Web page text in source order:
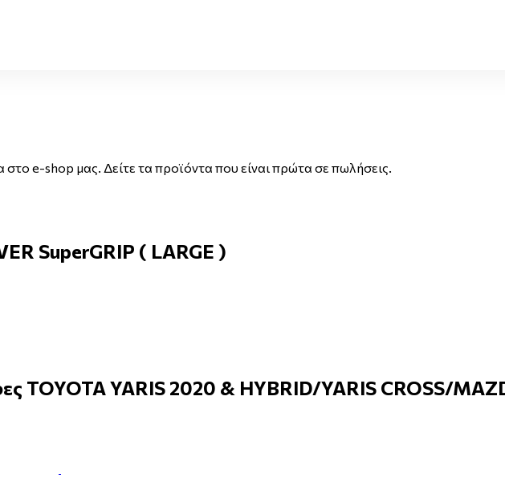
e-shop μας. Δείτε τα προϊόντα που είναι πρώτα σε πωλήσεις.
SuperGRIP ( LARGE )
TOYOTA YARIS 2020 & HYBRID/YARIS CROSS/